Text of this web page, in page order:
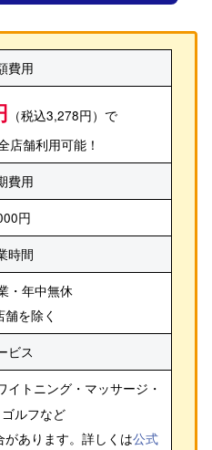
費用
（税込3,278円）で
店舗利用可能！
費用
円
時間
・年中無休
を除く
ビス
トニング・マッサージ・
ルフなど
あります。詳しくは公式